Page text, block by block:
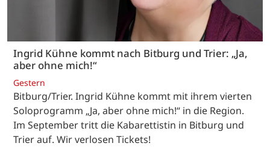
Ingrid Kühne kommt nach Bitburg und Trier: „Ja,
aber ohne mich!“
Gestern
Bitburg/Trier. Ingrid Kühne kommt mit ihrem vierten
Soloprogramm „Ja, aber ohne mich!“ in die Region.
Im September tritt die Kabarettistin in Bitburg und
Trier auf. Wir verlosen Tickets!